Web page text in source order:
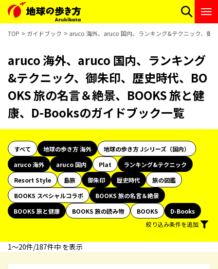
TOP ガイドブック aruco 海外、aruco 国内、ランキング&テクニック、御
aruco 海外、aruco 国内、ランキング
&テクニック、御朱印、歴史時代、BO
OKS 旅の名言＆絶景、BOOKS 旅と健
康、D-Booksのガイドブック一覧
すべて 地球の歩き方 海外
地球の歩き方 Jシリーズ（国内）
aruco 海外
aruco 国内 Plat
ランキング&テクニック
Resort Style
島旅 御朱印 歴史時代
旅の図鑑
BOOKS スペシャルコラボ
BOOKS 旅の名言＆絶景
BOOKS 旅と健康
BOOKS 旅の読み物 BOOKS
D-Books
絞り込み条件を追加
1〜20件/187件中 を表示